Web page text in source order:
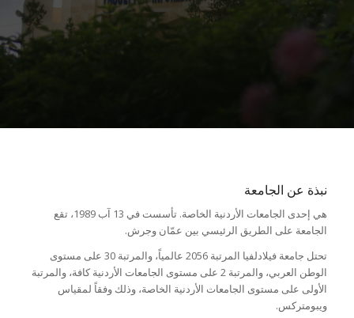
نبذة عن الجامعة
هي إحدى الجامعات الأردنية الخاصة. تأسست في 13 آب 1989، تقع
الجامعة على الطريق الرئيسي بين عمّان وجرش.
تحتل جامعة فيلادلفيا المرتبة 2056 عالمياً، والمرتبة 30 على مستوى
الوطن العربي، والمرتبة 2 على مستوى الجامعات الأردنية كافة، والمرتبة
الأولى على مستوى الجامعات الأردنية الخاصة، وذلك وفقاً لمقياس
ويبومتركس.